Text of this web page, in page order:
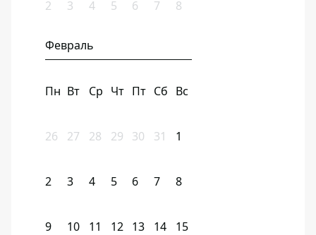
2 3 4 5 6 7 8
Февраль
Пн Вт Ср Чт Пт Сб Вс
26 27 28 29 30 31 1
2 3 4 5 6 7 8
9 10 11 12 13 14 15